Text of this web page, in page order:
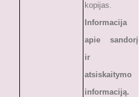
kopijas.
Informacija
apie sandorį
ir
atsiskaitymo
informaciją.